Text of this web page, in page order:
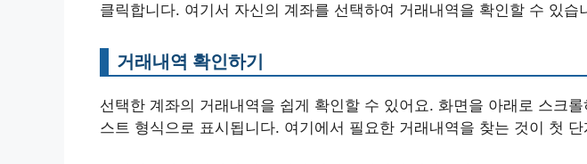
클릭합니다. 여기서 자신의 계좌를 선택하여 거래내역을 확인할 수 있습
거래내역 확인하기
선택한 계좌의 거래내역을 쉽게 확인할 수 있어요. 화면을 아래로 스크
스트 형식으로 표시됩니다. 여기에서 필요한 거래내역을 찾는 것이 첫 단